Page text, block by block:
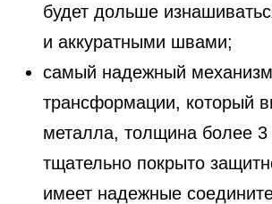
будет дольше
и аккуратными швами;
самый надежный механизм
трансформации, который
металла, толщина более
тщательно покрыто
имеет надежные